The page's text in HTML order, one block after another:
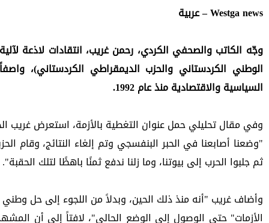
Westga news – عربية
السياسية والاقتصادية منذ عام 1992.
وفي مقال تحليلي حمل عنوان التغطية بالأزمة، استعرض غريب الجذور
ثم جلبوا الحرب إلى بيوتنا، وما زلنا ندفع ثمنًا باهظًا لتلك الحقبة".